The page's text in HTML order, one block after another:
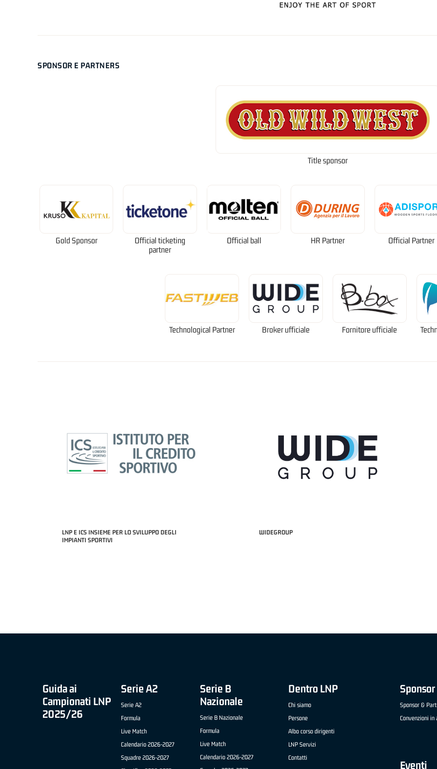
SPONSOR E PARTNERS
Title sponsor
Gold Sponsor
Official ticketing
partner
Official ball HR Partner Official Partner
Technological Partner Broker ufficiale Fornitore ufficiale
LNP E ICS INSIEME PER LO SVILUPPO DEGLI
IMPIANTI SPORTIVI
WIDEGROUP
Guida ai
Campionati LNP
2025/26
Serie A2
Serie A2
Formula
Live Match
Calendario 2026-2027
Squadre 2026-2027
Serie B
Nazionale
Serie B Nazionale
Formula
Live Match
Calendario 2026-2027
Dentro LNP
Chi siamo
Persone
Albo corso dirigenti
LNP Servizi
Contatti
Sponsor &
Convenzioni in
Eventi